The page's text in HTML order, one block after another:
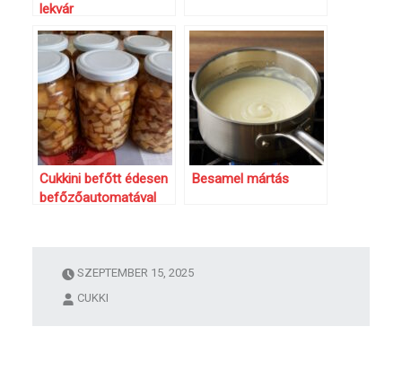
lekvár
Cukkini befőtt édesen
befőzőautomatával
Besamel mártás
SZEPTEMBER 15, 2025
CUKKI